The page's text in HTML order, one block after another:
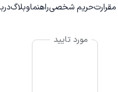
حریم شخصیراهنماوبلاگ
مورد تایید